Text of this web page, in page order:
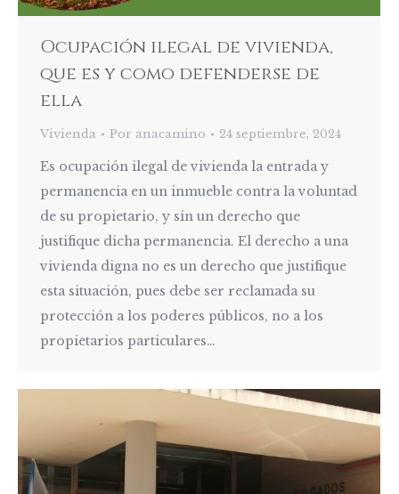
Ocupación ilegal de vivienda,
que es y como defenderse de
ella
Vivienda Por anacamino 24 septiembre, 2024
Es ocupación ilegal de vivienda la entrada y
permanencia en un inmueble contra la voluntad
de su propietario, y sin un derecho que
justifique dicha permanencia. El derecho a una
vivienda digna no es un derecho que justifique
esta situación, pues debe ser reclamada su
protección a los poderes públicos, no a los
propietarios particulares…